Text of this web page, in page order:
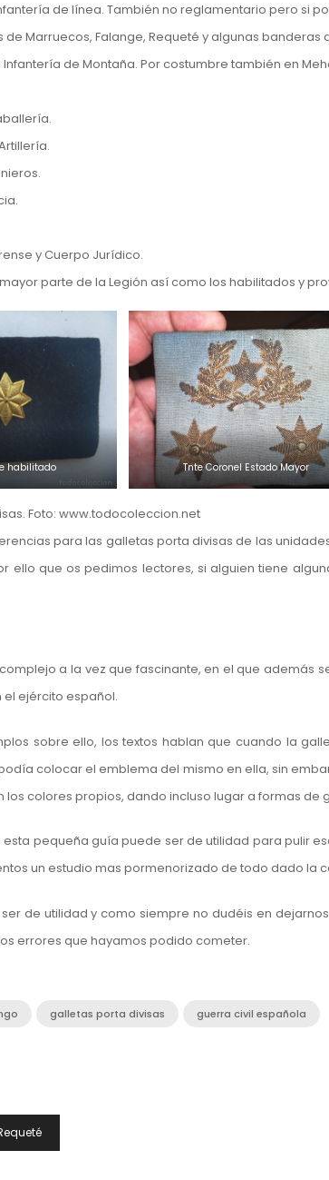
de línea. También no reglamentario pero si
Marruecos, Falange, Requeté y algunas banderas
de Montaña. Por costumbre también en
y Cuerpo Jurídico.
parte de la Legión así como los habilitados y
habilitado Tnte Coronel Estado Mayor
Foto: www.todocoleccion.net
para las galletas porta divisas de las
ello que os pedimos lectores, si alguien tiene
a la vez que fascinante, en el que además
el ejército español.
sobre ello, los textos hablan que cuando la
colocar el emblema del mismo en ella, sin
los colores propios, dando incluso lugar a formas de
pequeña guía puede ser de utilidad para pulir
un estudio mas pormenorizado de todo dado la
de utilidad y como siempre no dudéis en
errores que hayamos podido cometer.
galletas porta divisas guerra civil española